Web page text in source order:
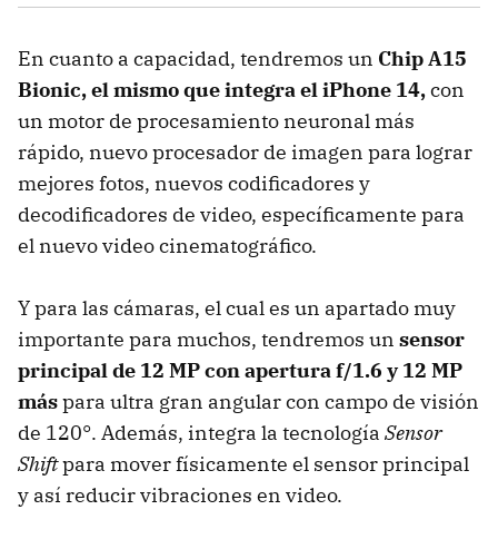
En cuanto a capacidad, tendremos un ChipA15
Bionic, el mismo que integra el iPhone 14,con
un motor de procesamiento neuronal más
rápido, nuevo procesador de imagen para lograr
mejores fotos, nuevos codificadores y
decodificadores de video, específicamente para
el nuevo video cinematográfico.
Y para las cámaras, el cual es un apartado muy
importante para muchos, tendremos un sensor
principal de 12 MP con apertura f/1.6 y 12 MP
máspara ultra gran angular con campo de visión
de 120°. Además, integra la tecnología Sensor
Shiftpara mover físicamente el sensor principal
y así reducir vibraciones en video.